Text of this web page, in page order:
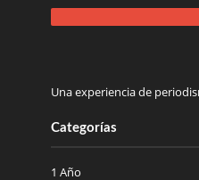
Una experiencia de
Categorías
1 Año